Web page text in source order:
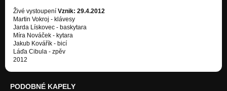
Živé vystoupení Vznik: 29.4.2012
Martin Vokroj - klávesy
Jarda Lískovec - baskytara
Míra Nováček - kytara
Jakub Kovářík - bicí
Láďa Cibula - zpěv
2012
PODOBNÉ KAPELY